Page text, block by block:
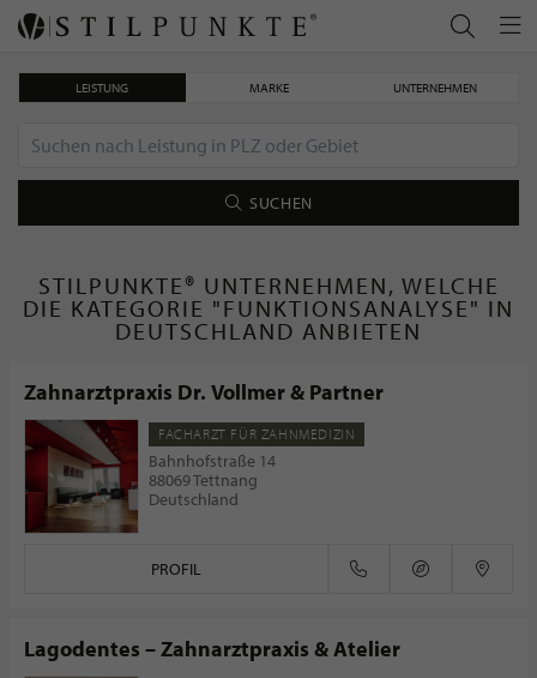
LEISTUNG MARKE UNTERNEHMEN
SUCHEN
STILPUNKTE® UNTERNEHMEN, WELCHE
DIE KATEGORIE "FUNKTIONSANALYSE" IN
DEUTSCHLAND ANBIETEN
Zahnarztpraxis Dr. Vollmer & Partner
FACHARZT FÜR ZAHNMEDIZIN
Bahnhofstraße 14
88069 Tettnang
Deutschland
PROFIL
Lagodentes – Zahnarztpraxis & Atelier